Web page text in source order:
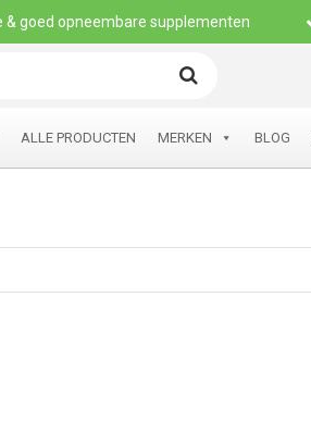
& goed opneembare supplementen
ALLE PRODUCTEN MERKEN BLOG